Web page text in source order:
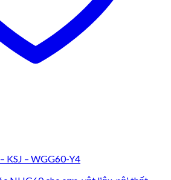
KSJ – WGG60-Y4